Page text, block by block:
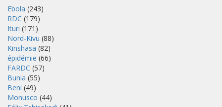
Ebola (243)
RDC (179)
Ituri (171)
Nord-Kivu (88)
Kinshasa (82)
épidémie (66)
FARDC (57)
Bunia (55)
Beni (49)
Monusco (44)